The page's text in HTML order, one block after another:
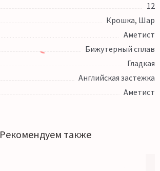
12
Крошка, Шар
Аметист
Бижутерный сплав
Гладкая
Английская застежка
Аметист
Рекомендуем также